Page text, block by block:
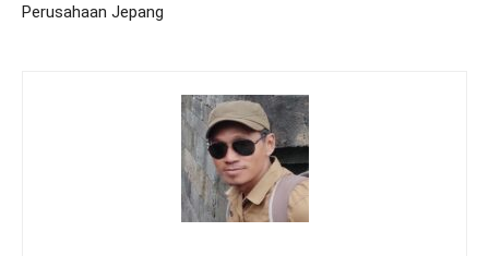
Perusahaan Jepang